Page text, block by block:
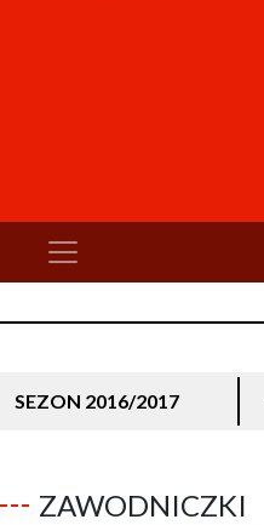
SEZON 2016/2017
ZAWODNICZKI